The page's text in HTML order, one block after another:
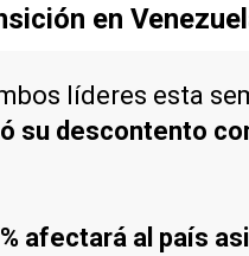
en
líderes esta
su descontento
afectará al país